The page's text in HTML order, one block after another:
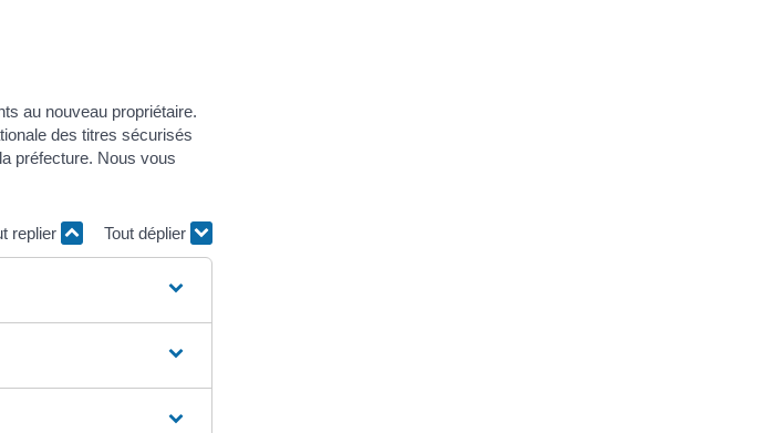
au nouveau propriétaire.
des titres sécurisés
préfecture. Nous vous
replier Tout déplier